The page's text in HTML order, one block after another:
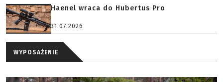
Haenel wraca do Hubertus Pro
31.07.2026
WYPOSAŻENIE